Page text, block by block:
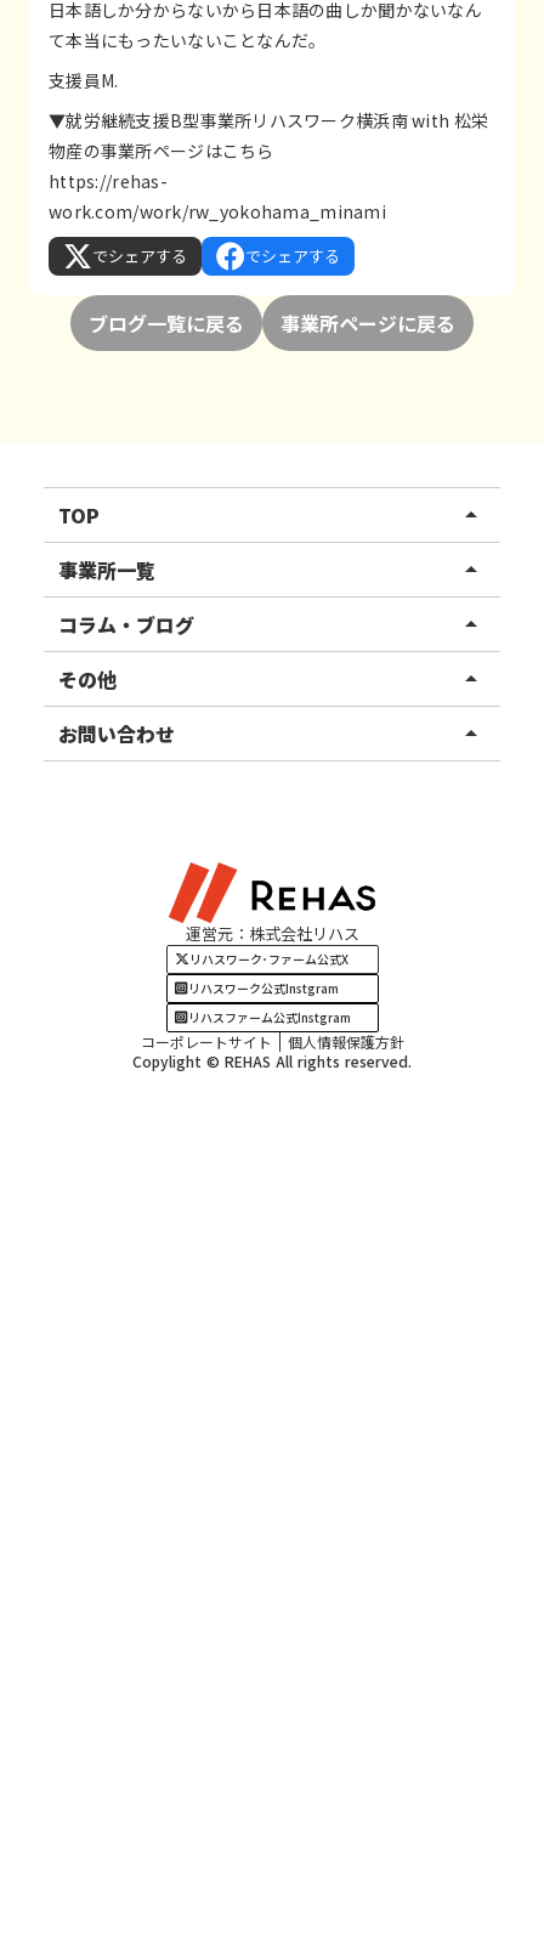
日本語しか分からないから日本語の曲しか聞かないなん
て本当にもったいないことなんだ。
支援員M.
▼就労継続支援B型事業所リハスワーク横浜南 with 松栄
物産の事業所ページはこちら
https://rehas-
work.com/work/rw_yokohama_minami
でシェアする でシェアする
ブログ一覧に戻る 事業所ページに戻る
TOP arrow_drop_up
リハスワーク
リハスファーム
事業所一覧 arrow_drop_up
関東エリア
東北エリア
甲信越エリア
四国・九州エリア
コラム・ブログ arrow_drop_up
事業所ブログ
ご利用者様の声
その他 arrow_drop_up
お知らせ
お問い合わせ arrow_drop_up
運営元：株式会社リハス
リハスワーク･ファーム公式X
リハスワーク公式Instgram
リハスファーム公式Instgram
コーポレートサイト
個人情報保護方針
Copylight © REHAS All rights reserved.